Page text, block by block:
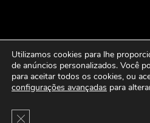
Utilizamos cookies para lhe
de anúncios personalizados. Você
para aceitar todos os cookies, ou
configurações avançadas para
Close GDPR Cookie Banner